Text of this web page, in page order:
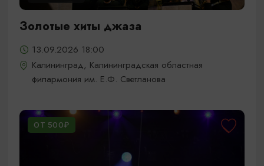
Золотые хиты джаза
13.09.2026 18:00
Калининград, Калининградская областная
филармония им. Е.Ф. Светланова
ОТ 500₽